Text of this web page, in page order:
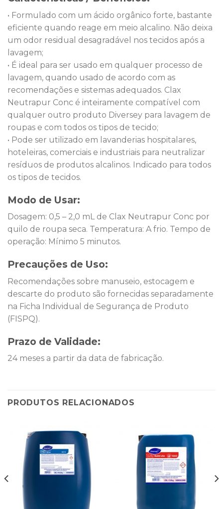
• Formulado com um ácido orgânico forte, bastante
eficiente quando reage em meio alcalino. Não deixa
um odor residual desagradável nos tecidos após a
lavagem;
• É ideal para ser usado em qualquer processo de
lavagem, quando usado de acordo com as
recomendações e sistemas adequados. Clax
Neutrapur Conc é inteiramente compatível com
qualquer outro produto Diversey para lavagem de
roupas e com todos os tipos de tecido;
• Pode ser utilizado em lavanderias hospitalares,
hoteleiras, comerciais e industriais para neutralizar
resíduos de produtos alcalinos. Indicado para todos
os tipos de tecidos.
Modo de Usar:
Dosagem: 0,5 – 2,0 mL de Clax Neutrapur Conc por
quilo de roupa seca. Temperatura: A frio. Tempo de
operação: Mínimo 5 minutos.
Precauções de Uso:
Recomendações sobre manuseio, estocagem e
descarte do produto são fornecidas separadamente
na Ficha Individual de Segurança de Produto
(FISPQ).
Prazo de Validade:
24 meses a partir da data de fabricação.
PRODUTOS RELACIONADOS